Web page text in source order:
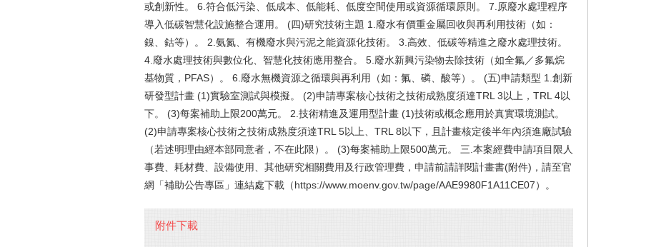
或創新性。 6.符合低污染、低成本、低能耗、低度空間使用或資源循環原則。 7.原廢水處理程序
導入低碳智慧化設施整合運用。 (四)研究技術主題 1.廢水有價重金屬回收與再利用技術（如：
鎳、鈷等）。 2.氨氮、有機廢水與污泥之能資源化技術。 3.高效、低碳等精進之廢水處理技術。
4.廢水處理技術與數位化、智慧化技術應用整合。 5.廢水新興污染物去除技術（如全氟／多氟烷
基物質，PFAS）。 6.廢水無機資源之循環與再利用（如：氟、磷、酸等）。 (五)申請類型 1.創新
研發型計畫 (1)實驗室測試與模擬。 (2)申請專案核心技術之技術成熟度須達TRL 3以上，TRL 4以
下。 (3)每案補助上限200萬元。 2.技術精進及運用型計畫 (1)技術或概念應用於真實環境測試。
(2)申請專案核心技術之技術成熟度須達TRL 5以上、TRL 8以下，且計畫核定後半年內須進廠試驗
（若述明理由經本部同意者，不在此限）。 (3)每案補助上限500萬元。 三.本案經費申請項目限人
事費、耗材費、設備使用、其他研究相關費用及行政管理費，申請前請詳閱計畫書(附件)，請至官
網「補助公告專區」連結處下載（https://www.moenv.gov.tw/page/AAE9980F1A11CE07）。
附件下載